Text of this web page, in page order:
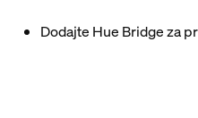
Dodajte Hue Bridge za